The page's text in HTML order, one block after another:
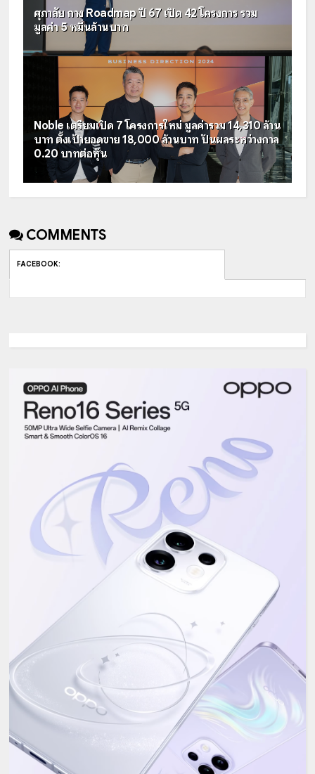
ศุภาลัย กาง Roadmap ปี 67 เปิด 42 โครงการ รวม
มูลค่า 5 หมื่นล้านบาท
Noble เตรียมเปิด 7 โครงการใหม่ มูลค่ารวม 14,310 ล้าน
บาท ตั้งเป้ายอดขาย 18,000 ล้านบาท ปันผลระหว่างกาล
0.20 บาทต่อหุ้น
COMMENTS
FACEBOOK: